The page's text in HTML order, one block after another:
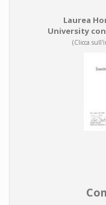
Laurea
University
(Clicca